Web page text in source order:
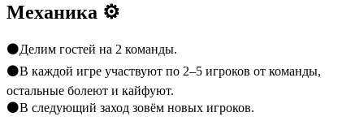
Механика ⚙️
⚫️Делим гостей на 2 команды.
⚫️В каждой игре участвуют по 2–5 игроков от команды,
остальные болеют и кайфуют.
⚫️В следующий заход зовём новых игроков.